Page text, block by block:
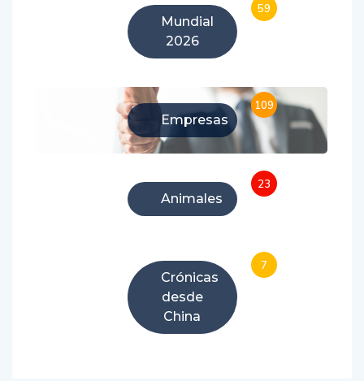
Mundial
2026
59
Empresas
109
Animales
23
Crónicas
desde
China
7